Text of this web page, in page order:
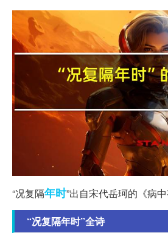
“况复隔年时”出自宋代岳珂的《病中
“况复隔年时”全诗